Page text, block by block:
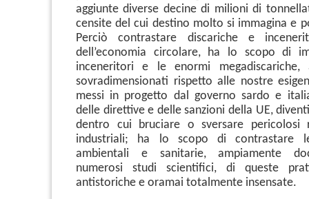
aggiunte diverse decine di milioni di
censite del cui destino molto si immagina e
Perciò contrastare discariche e
dell’economia circolare, ha lo scopo di
inceneritori e le enormi megadiscariche,
sovradimensionati rispetto alle nostre
messi in progetto dal governo sardo e
delle direttive e delle sanzioni della UE,
dentro cui bruciare o sversare pericolosi
industriali; ha lo scopo di contrastare le
ambientali e sanitarie, ampiamente
numerosi studi scientifici, di queste
antistoriche e oramai totalmente insensate.